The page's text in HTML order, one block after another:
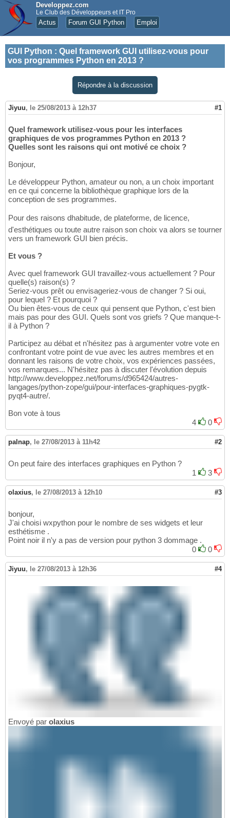
Developpez.com
Le Club des Développeurs et IT Pro
Actus Forum GUI Python Emploi
GUI Python : Quel framework GUI utilisez-vous pour
vos programmes Python en 2013 ?
Répondre à la discussion
Jiyuu, le 25/08/2013 à 12h37 #1
Quel framework utilisez-vous pour les interfaces
graphiques de vos programmes Python en 2013 ?
Quelles sont les raisons qui ont motivé ce choix ?
Bonjour,
Le développeur Python, amateur ou non, a un choix important
en ce qui concerne la bibliothèque graphique lors de la
conception de ses programmes.
Pour des raisons dhabitude, de plateforme, de licence,
d'esthétiques ou toute autre raison son choix va alors se tourner
vers un framework GUI bien précis.
Et vous ?
Avec quel framework GUI travaillez-vous actuellement ? Pour
quelle(s) raison(s) ?
Seriez-vous prêt ou envisageriez-vous de changer ? Si oui,
pour lequel ? Et pourquoi ?
Ou bien êtes-vous de ceux qui pensent que Python, c'est bien
mais pas pour des GUI. Quels sont vos griefs ? Que manque-t-
il à Python ?
Participez au débat et n'hésitez pas à argumenter votre vote en
confrontant votre point de vue avec les autres membres et en
donnant les raisons de votre choix, vos expériences passées,
vos remarques... N'hésitez pas à discuter l'évolution depuis
http://www.developpez.net/forums/d965424/autres-
langages/python-zope/gui/pour-interfaces-graphiques-pygtk-
pyqt4-autre/.
Bon vote à tous
4
0
palnap, le 27/08/2013 à 11h42 #2
On peut faire des interfaces graphiques en Python ?
1
3
olaxius, le 27/08/2013 à 12h10 #3
bonjour,
J'ai choisi wxpython pour le nombre de ses widgets et leur
esthétisme .
Point noir il n'y a pas de version pour python 3 dommage .
0
0
Jiyuu, le 27/08/2013 à 12h36 #4
Envoyé par olaxius